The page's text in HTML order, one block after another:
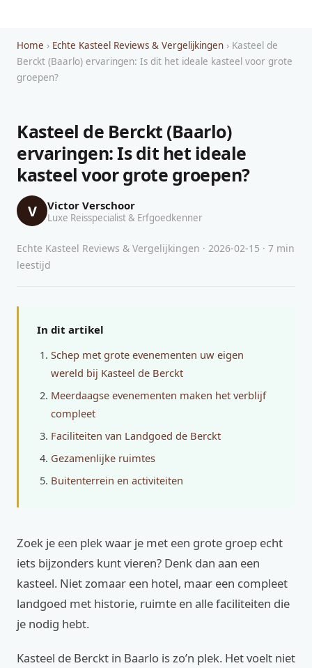
Home › Echte Kasteel Reviews & Vergelijkingen › Kasteel de
Berckt (Baarlo) ervaringen: Is dit het ideale kasteel voor grote
groepen?
Kasteel de Berckt (Baarlo)
ervaringen: Is dit het ideale
kasteel voor grote groepen?
V Victor Verschoor
Luxe Reisspecialist & Erfgoedkenner
Echte Kasteel Reviews & Vergelijkingen · 2026-02-15 · 7 min
leestijd
In dit artikel
Schep met grote evenementen uw eigen
wereld bij Kasteel de Berckt
Meerdaagse evenementen maken het verblijf
compleet
Faciliteiten van Landgoed de Berckt
Gezamenlijke ruimtes
Buitenterrein en activiteiten
Zoek je een plek waar je met een grote groep echt
iets bijzonders kunt vieren? Denk dan aan een
kasteel. Niet zomaar een hotel, maar een compleet
landgoed met historie, ruimte en alle faciliteiten die
je nodig hebt.
Kasteel de Berckt in Baarlo is zo’n plek. Het voelt niet